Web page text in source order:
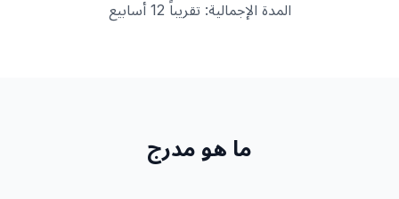
المدة الإجمالية: تقريباً 12 أسابيع
ما هو مدرج